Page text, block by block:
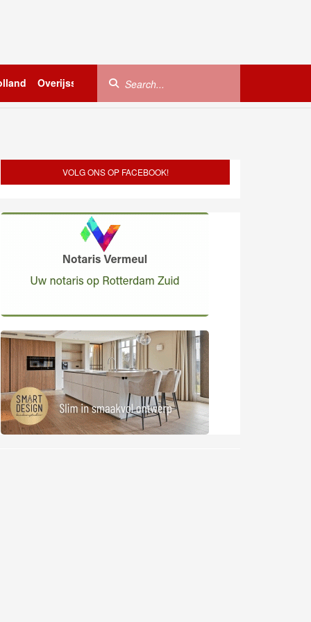
Overijssel Utrecht Zeeland
VOLG ONS OP FACEBOOK!